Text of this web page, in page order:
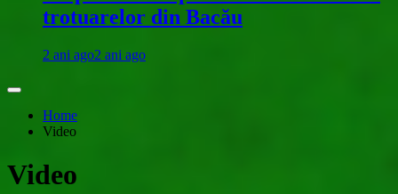
trotuarelor din Bacău
2 ani ago2 ani ago
Home
Video
Video